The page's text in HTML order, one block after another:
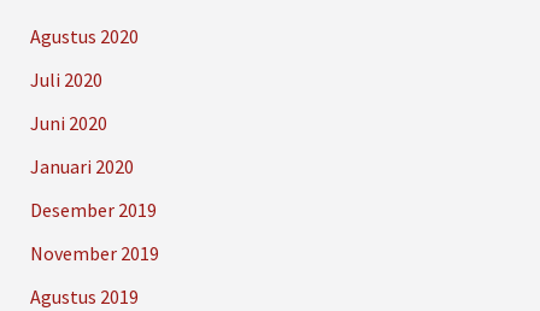
Agustus 2020
Juli 2020
Juni 2020
Januari 2020
Desember 2019
November 2019
Agustus 2019